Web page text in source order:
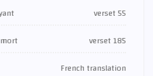
verset 55
verset 185
French translation